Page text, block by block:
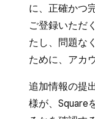
に、正確かつ
ご登録いただ
たし、問題な
ために、アカ
追加情報の提
様が、Square